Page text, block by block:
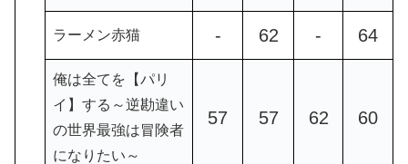
ラーメン赤猫 - 62 - 64
俺は全てを【パリ
イ】する～逆勘違い
の世界最強は冒険者
になりたい～
57 57 62 60